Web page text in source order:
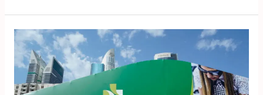
xúc
tiến
thương
mại
Việt
Nam